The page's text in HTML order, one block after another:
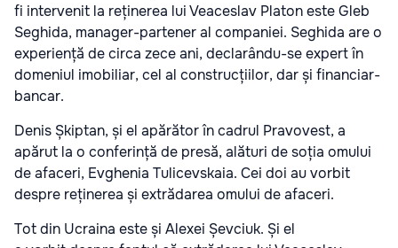
fi intervenit la reținerea lui Veaceslav Platon este Gleb
Seghida, manager-partener al companiei. Seghida are o
experiență de circa zece ani, declarându-se expert în
domeniul imobiliar, cel al construcțiilor, dar și financiar-
bancar.
Denis Șkiptan, și el apărător în cadrul Pravovest, a
apărut la o conferință de presă, alături de soția omului
de afaceri, Evghenia Tulicevskaia. Cei doi au vorbit
despre reținerea și extrădarea omului de afaceri.
Tot din Ucraina este și Alexei Șevciuk. Și el